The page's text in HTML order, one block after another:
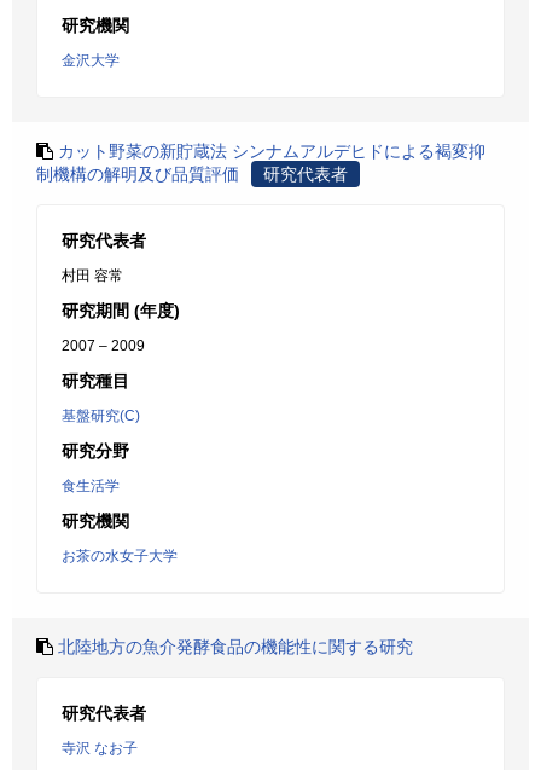
研究機関
金沢大学
カット野菜の新貯蔵法 シンナムアルデヒドによる褐変抑
制機構の解明及び品質評価
研究代表者
研究代表者
村田 容常
研究期間 (年度)
2007 – 2009
研究種目
基盤研究(C)
研究分野
食生活学
研究機関
お茶の水女子大学
北陸地方の魚介発酵食品の機能性に関する研究
研究代表者
寺沢 なお子